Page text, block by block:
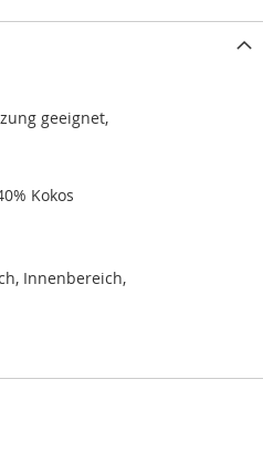
geeignet,
Kokos
Innenbereich,